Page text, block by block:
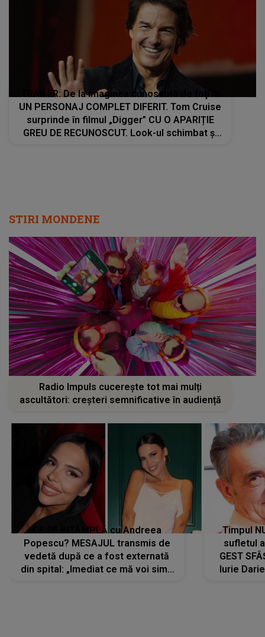
TRAILER: De la imaginea cunoscută de toţi la
UN PERSONAJ COMPLET DIFERIT. Tom Cruise
surprinde în filmul „Digger” CU O APARIȚIE
GREU DE RECUNOSCUT. Look-ul schimbat şi
STIRI MONDENE
Radio Impuls cucerește tot mai mulți
ascultători: creșteri semnificative în audiență
CE SE ÎNTÂMPLĂ cu Andreea
Popescu? MESAJUL transmis de
vedetă după ce a fost externată
din spital: „Imediat ce mă voi simți
Timpul
sufletul
GEST
Iurie